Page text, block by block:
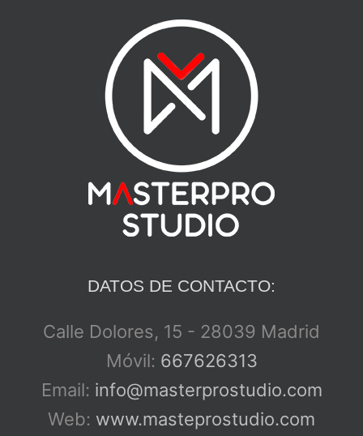
DATOS DE CONTACTO:
Calle Dolores, 15 - 28039 Madrid
Móvil: 667626313
Email: info@masterprostudio.com
Web: www.masteprostudio.com